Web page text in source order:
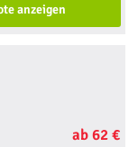
anzeigen
ab 62 €